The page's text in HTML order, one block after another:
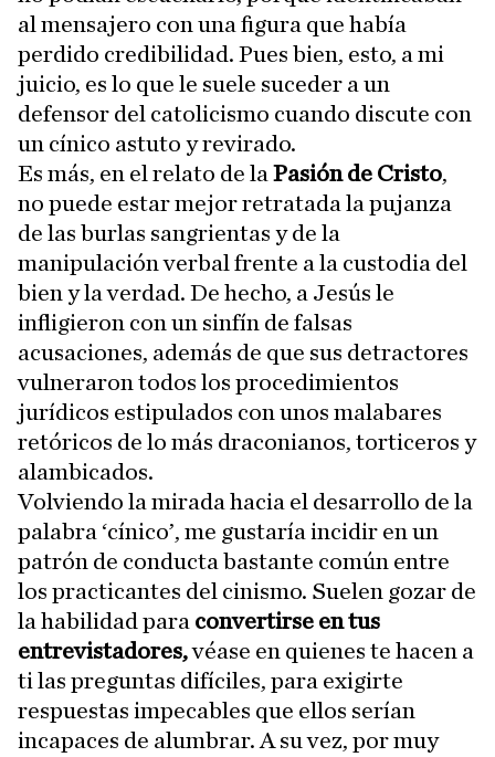
al mensajero con una figura que había
perdido credibilidad. Pues bien, esto, a mi
juicio, es lo que le suele suceder a un
defensor del catolicismo cuando discute con
un cínico astuto y revirado.
Es más, en el relato de la Pasión de Cristo,
no puede estar mejor retratada la pujanza
de las burlas sangrientas y de la
manipulación verbal frente a la custodia del
bien y la verdad. De hecho, a Jesús le
infligieron con un sinfín de falsas
acusaciones, además de que sus detractores
vulneraron todos los procedimientos
jurídicos estipulados con unos malabares
retóricos de lo más draconianos, torticeros y
alambicados.
Volviendo la mirada hacia el desarrollo de la
palabra ‘cínico’, me gustaría incidir en un
patrón de conducta bastante común entre
los practicantes del cinismo. Suelen gozar de
la habilidad para convertirse en tus
entrevistadores,véase en quienes te hacen a
ti las preguntas difíciles, para exigirte
respuestas impecables que ellos serían
incapaces de alumbrar. A su vez, por muy